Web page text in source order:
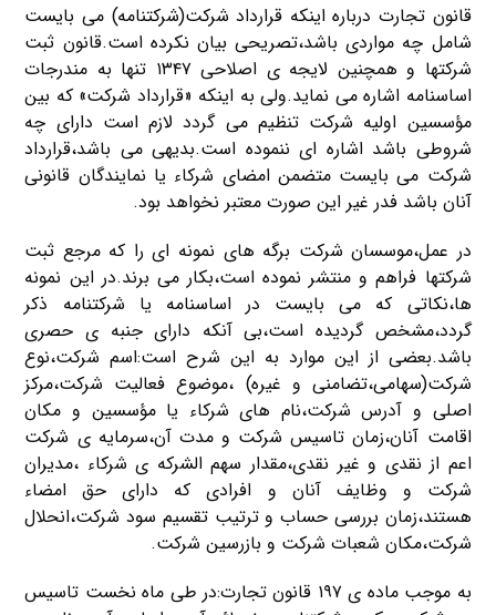
قانون تجارت درباره اینکه قرارداد شرکت(شرکتنامه) می بایست
شامل چه مواردی باشد،تصریحی بیان نکرده است.قانون ثبت
شرکتها و همچنین لایجه ی اصلاحی ۱۳۴۷ تنها به مندرجات
اساسنامه اشاره می نماید.ولی به اینکه «قرارداد شرکت» که بین
مؤسسین اولیه شرکت تنظیم می گردد لازم است دارای چه
شروطی باشد اشاره ای ننموده است.بدیهی می باشد،قرارداد
شرکت می بایست متضمن امضای شرکاء یا نمایندگان قانونی
آنان باشد فدر غیر این صورت معتبر نخواهد بود.
در عمل،موسسان شرکت برگه های نمونه ای را که مرجع ثبت
شرکتها فراهم و منتشر نموده است،بکار می برند.در این نمونه
ها،نکاتی که می بایست در اساسنامه یا شرکتنامه ذکر
گردد،مشخص گردیده است،بی آنکه دارای جنبه ی حصری
باشد.بعضی از این موارد به این شرح است:اسم شرکت،نوع
شرکت(سهامی،تضامنی و غیره) ،موضوع فعالیت شرکت،مرکز
اصلی و آدرس شرکت،نام های شرکاء یا مؤسسین و مکان
اقامت آنان،زمان تاسیس شرکت و مدت آن،سرمایه ی شرکت
اعم از نقدی و غیر نقدی،مقدار سهم الشرکه ی شرکاء ،مدیران
شرکت و وظایف آنان و افرادی که دارای حق امضاء
هستند،زمان بررسی حساب و ترتیب تقسیم سود شرکت،انحلال
شرکت،مکان شعبات شرکت و بازرسین شرکت.
به موجب ماده ی ۱۹۷ قانون تجارت:در طی ماه نخست تاسیس